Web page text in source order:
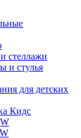
стеллажи
и стулья
для детских
Кидс